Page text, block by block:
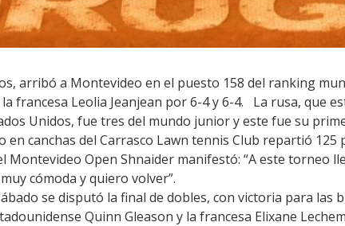
arribó a Montevideo en el puesto 158 del ranking
francesa Leolia Jeanjean por 6-4 y 6-4. La rusa, que
Unidos, fue tres del mundo junior y este fue su
en canchas del Carrasco Lawn tennis Club repartió 125
Montevideo Open Shnaider manifestó: “A este torneo
cómoda y quiero volver”.
se disputó la final de dobles, con victoria para las
Quinn Gleason y la francesa Elixane